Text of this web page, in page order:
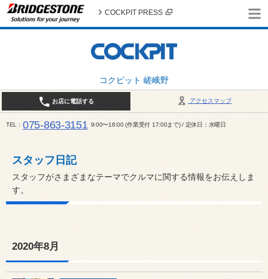
コクピット 嵯峨野
COCKPIT PRESS
アクセスマップ
お店に電話する
TEL 075-863-3151 9:00〜18:00 (作業受付 17:00まで) / 定休日：水曜日
スタッフ日記
スタッフがさまざまなテーマでクルマに関する情報をお伝えしま
す。
2020年8月